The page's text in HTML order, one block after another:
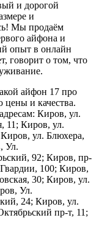
и дорогой
и
Мы продаём
айфона и
опыт в онлайн
, говорит о том, что
айфон 17 про
и качества.
Киров, ул.
11; Киров, ул.
ул. Блюхера,
Ул.
92; Киров, пр-
100; Киров,
30; Киров, ул.
Ул.
24; Киров, ул.
пр-т, 11;